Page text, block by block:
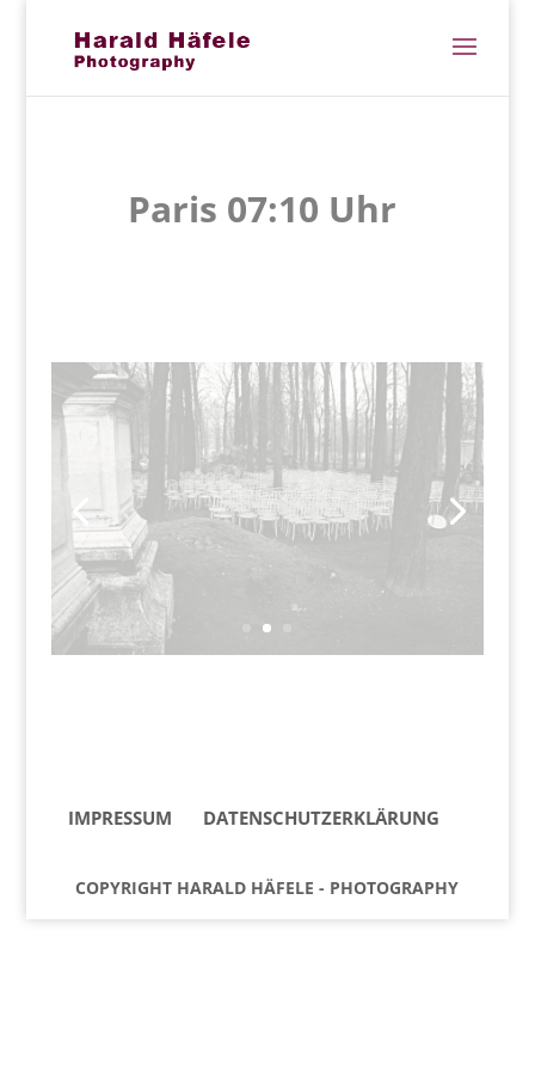
Paris 07:10 Uhr
IMPRESSUM DATENSCHUTZERKLÄRUNG
COPYRIGHT HARALD HÄFELE - PHOTOGRAPHY